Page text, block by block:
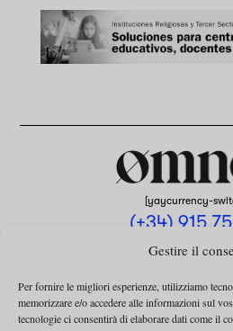
Gestire il
Per fornire le migliori esperienze, utilizziamo
memorizzare e/o accedere alle informazioni sul
tecnologie ci consentirà di elaborare dati come il
[yaycurrency-
(+34) 915